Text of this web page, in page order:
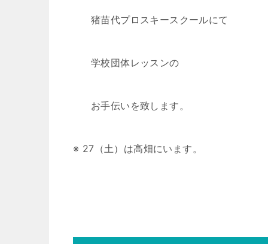
猪苗代プロスキースクールにて
学校団体レッスンの
お手伝いを致します。
※ 27（土）は高畑にいます。